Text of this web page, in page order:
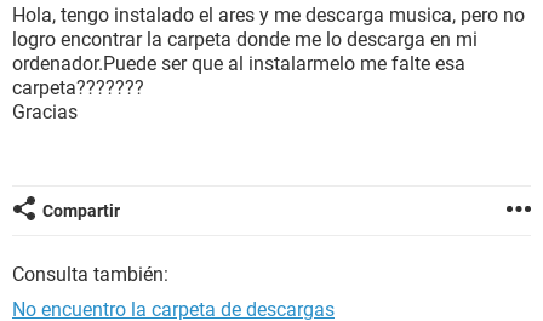
Hola, tengo instalado el ares y me descarga musica, pero no
logro encontrar la carpeta donde me lo descarga en mi
ordenador.Puede ser que al instalarmelo me falte esa
carpeta???????
Gracias
Compartir
Consulta también:
No encuentro la carpeta de descargas